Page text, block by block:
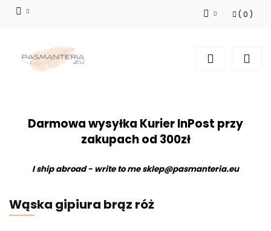
( 0 )
Darmowa wysyłka Kurier InPost przy
zakupach od 300zł
I ship abroad - write to mesklep@pasmanteria.eu
Wąska gipiura brąz róż